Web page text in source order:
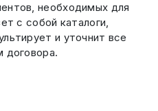
необходимых для
с собой каталоги,
и уточнит все
договора.